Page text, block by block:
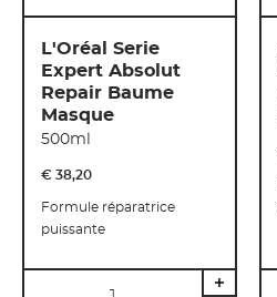
L'Oréal Serie
Expert Absolut
Repair Baume
Masque
500ml
€ 38,20
Formule réparatrice
puissante